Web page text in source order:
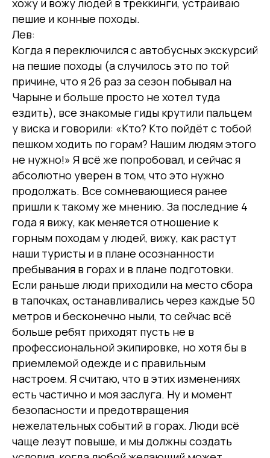
пешие и конные походы.
Лев:
Когда я переключился с автобусных экскурсий
на пешие походы (а случилось это по той
причине, что я 26 раз за сезон побывал на
Чарыне и больше просто не хотел туда
ездить), все знакомые гиды крутили пальцем
у виска и говорили: «Кто? Кто пойдёт с тобой
пешком ходить по горам? Нашим людям этого
не нужно!» Я всё же попробовал, и сейчас я
абсолютно уверен в том, что это нужно
продолжать. Все сомневающиеся ранее
пришли к такому же мнению. За последние 4
года я вижу, как меняется отношение к
горным походам у людей, вижу, как растут
наши туристы и в плане осознанности
пребывания в горах и в плане подготовки.
Если раньше люди приходили на место сбора
в тапочках, останавливались через каждые 50
метров и бесконечно ныли, то сейчас всё
больше ребят приходят пусть не в
профессиональной экипировке, но хотя бы в
приемлемой одежде и с правильным
настроем. Я считаю, что в этих изменениях
есть частично и моя заслуга. Ну и момент
безопасности и предотвращения
нежелательных событий в горах. Люди всё
чаще лезут повыше, и мы должны создать